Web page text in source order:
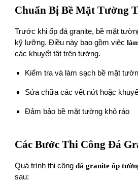
Chuẩn Bị Bề Mặt Tường
Trước khi ốp đá granite, bề mặt
kỹ lưỡng. Điều này bao gồm việc
các khuyết tật trên tường.
Kiểm tra và làm sạch bề mặt
Sửa chữa các vết nứt hoặc
Đảm bảo bề mặt tường khô ráo
Các Bước Thi Công Đá
Quá trình thi côngđá granite ốp
sau: